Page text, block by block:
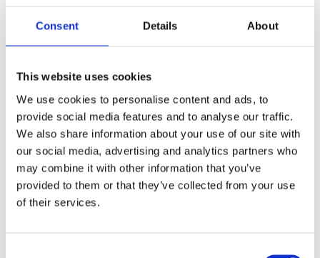
Consent Details About
This website uses cookies
We use cookies to personalise content and ads, to
provide social media features and to analyse our traffic.
We also share information about your use of our site with
our social media, advertising and analytics partners who
may combine it with other information that you’ve
provided to them or that they’ve collected from your use
of their services.
Lagerstatus
I lager
Tillverkare
Visa alla produkter från Fondaco
Torkas av med fuktig trasa.
50% Polyester, 50% Polyuretan.